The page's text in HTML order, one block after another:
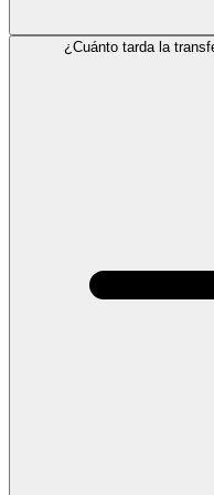
¿Cuánto tarda la